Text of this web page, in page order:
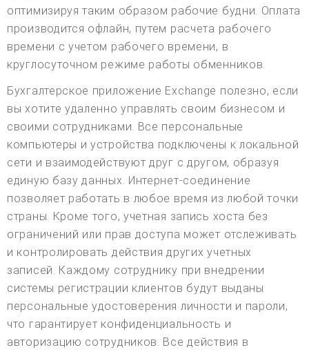
оптимизируя таким образом рабочие будни. Оплата
производится офлайн, путем расчета рабочего
времени с учетом рабочего времени, в
круглосуточном режиме работы обменников.
Бухгалтерское приложение Exchange полезно, если
вы хотите удаленно управлять своим бизнесом и
своими сотрудниками. Все персональные
компьютеры и устройства подключены к локальной
сети и взаимодействуют друг с другом, образуя
единую базу данных. Интернет-соединение
позволяет работать в любое время из любой точки
страны. Кроме того, учетная запись хоста без
ограничений или прав доступа может отслеживать
и контролировать действия других учетных
записей. Каждому сотруднику при внедрении
системы регистрации клиентов будут выданы
персональные удостоверения личности и пароли,
что гарантирует конфиденциальность и
авторизацию сотрудников. Все действия в